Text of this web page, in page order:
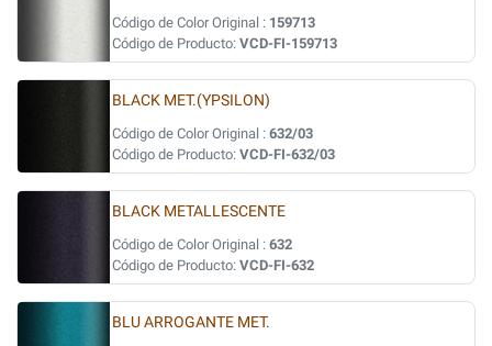
Código de Color Original : 159713
Código de Producto: VCD-FI-159713
BLACK MET.(YPSILON)
Código de Color Original : 632/03
Código de Producto: VCD-FI-632/03
BLACK METALLESCENTE
Código de Color Original : 632
Código de Producto: VCD-FI-632
BLU ARROGANTE MET.